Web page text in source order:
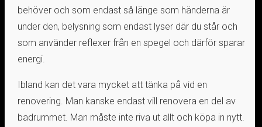
behöver och som endast så länge som händerna är
under den, belysning som endast lyser där du står och
som använder reflexer från en spegel och därför sparar
energi.
Ibland kan det vara mycket att tänka på vid en
renovering. Man kanske endast vill renovera en del av
badrummet. Man måste inte riva ut allt och köpa in nytt.